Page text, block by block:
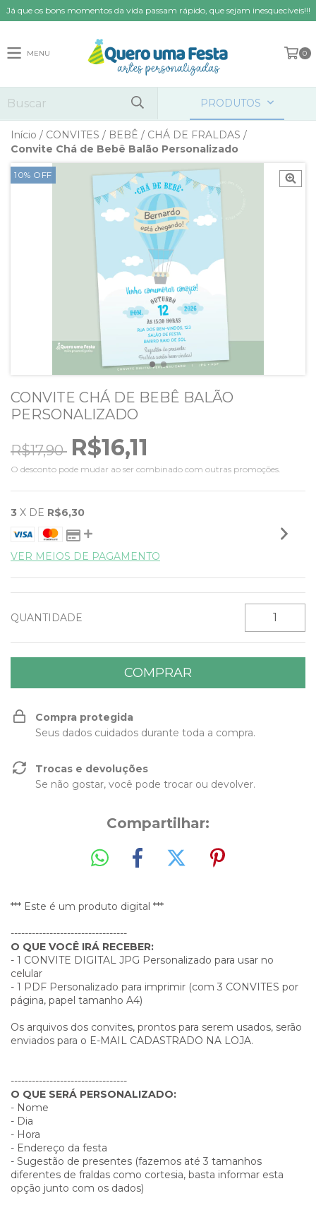
Já que os bons momentos da vida passam rápido, que sejam inesquecíveis!!!
MENU 0
PRODUTOS
Início / CONVITES / BEBÊ / CHÁ DE FRALDAS /
Convite Chá de Bebê Balão Personalizado
10% OFF
CONVITE CHÁ DE BEBÊ BALÃO
PERSONALIZADO
R$17,90 R$16,11
O desconto pode mudar ao ser combinado com outras promoções.
3 X DE R$6,30
VER MEIOS DE PAGAMENTO
QUANTIDADE
Compra protegida
Seus dados cuidados durante toda a compra.
Trocas e devoluções
Se não gostar, você pode trocar ou devolver.
Compartilhar:
*** Este é um produto digital ***
---------------------------------
O QUE VOCÊ IRÁ RECEBER:
- 1 CONVITE DIGITAL JPG Personalizado para usar no
celular
- 1 PDF Personalizado para imprimir (com 3 CONVITES por
página, papel tamanho A4)
Os arquivos dos convites, prontos para serem usados, serão
enviados para o E-MAIL CADASTRADO NA LOJA.
---------------------------------
O QUE SERÁ PERSONALIZADO:
- Nome
- Dia
- Hora
- Endereço da festa
- Sugestão de presentes (fazemos até 3 tamanhos
diferentes de fraldas como cortesia, basta informar esta
opção junto com os dados)